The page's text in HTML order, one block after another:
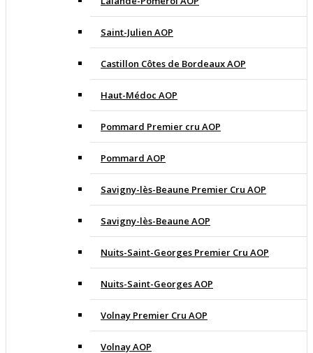
Saint-Julien AOP
Castillon Côtes de Bordeaux AOP
Haut-Médoc AOP
Pommard Premier cru AOP
Pommard AOP
Savigny-lès-Beaune Premier Cru AOP
Savigny-lès-Beaune AOP
Nuits-Saint-Georges Premier Cru AOP
Nuits-Saint-Georges AOP
Volnay Premier Cru AOP
Volnay AOP